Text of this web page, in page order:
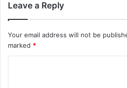
Leave a Reply
Your email address will not be
marked *